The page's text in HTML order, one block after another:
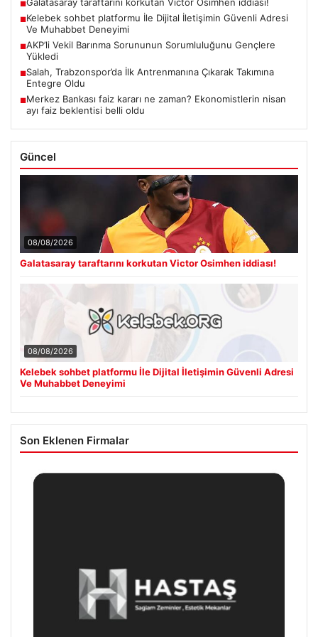
■
■Kelebek sohbet platformu İle Dijital İletişimin Güvenli Adresi
Ve Muhabbet Deneyimi
■AKP’li Vekil Barınma Sorununun Sorumluluğunu Gençlere
Yükledi
■Salah, Trabzonspor’da İlk Antrenmanına Çıkarak Takımına
Entegre Oldu
■Merkez Bankası faiz kararı ne zaman? Ekonomistlerin nisan
ayı faiz beklentisi belli oldu
Güncel
08/08/2026
Galatasaray taraftarını korkutan Victor Osimhen iddiası!
08/08/2026
Kelebek sohbet platformu İle Dijital İletişimin Güvenli Adresi
Ve Muhabbet Deneyimi
Son Eklenen Firmalar